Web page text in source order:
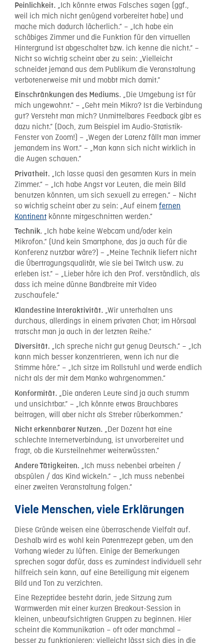
Peinlichkeit. „Ich könnte etwas Falsches sagen (ggf.,
weil ich mich nicht genügend vorbereitet habe) und
mache mich dadurch lächerlich.“ – „Ich habe ein
schäbiges Zimmer und die Funktion für den virtuellen
Hintergrund ist abgeschaltet bzw. ich kenne die nicht.“ –
Nicht so wichtig scheint aber zu sein: „Vielleicht
schneidet jemand aus dem Publikum die Veranstaltung
verbotenerweise mit und mobbt mich damit.“
Einschränkungen des Mediums. „Die Umgebung ist für
mich ungewohnt.“ – „Geht mein Mikro? Ist die Verbindung
gut? Versteht man mich? Unmittelbares Feedback gibt es
dazu nicht.“ (Doch, zum Beispiel im Audio-Statistik-
Fenster von Zoom!) – „Wegen der Latenz fällt man immer
jemandem ins Wort.“ – „Man kann sich nicht wirklich in
die Augen schauen.“
Privatheit. „Ich lasse quasi den gesamten Kurs in mein
Zimmer.“ – „Ich habe Angst vor Leuten, die mein Bild
benutzen könnten, um sich sexuell zu erregen.“ – Nicht
so wichtig scheint aber zu sein: „Auf einem fernen
Kontinent könnte mitgeschnitten werden.“
Technik. „Ich habe keine Webcam und/oder kein
Mikrofon.“ (Und kein Smartphone, das ja auch für die
Konferenz nutzbar wäre?) – „Meine Technik liefert nicht
die Übertragungsqualität, wie sie bei Twitch usw. zu
erleben ist.“ – „Lieber höre ich den Prof. verständlich, als
dass ich meine dünne Bandbreite mit Video
zuschaufele.“
Klandestine Interaktivität. „Wir unterhalten uns
durchaus, allerdings in einem privaten Chat; im Hörsaal
tratscht man ja auch in der letzten Reihe.“
Diversität. „Ich spreche nicht gut genug Deutsch.“ – „Ich
kann mich besser konzentrieren, wenn ich nur die
Stimme höre.“ – „Ich sitze im Rollstuhl und werde endlich
nicht als der mit dem Manko wahrgenommen.“
Konformität. „Die anderen Leute sind ja auch stumm
und unsichtbar.“ – „Ich könnte etwas Brauchbares
beitragen, will aber nicht als Streber rüberkommen.“
Nicht erkennbarer Nutzen. „Der Dozent hat eine
schlechte Internetverbindung, ist unvorbereitet und
fragt, ob die Kursteilnehmer weiterwüssten.“
Andere Tätigkeiten. „Ich muss nebenbei arbeiten /
abspülen / das Kind wickeln.“ – „Ich muss nebenbei
einer zweiten Veranstaltung folgen.“
Viele Menschen, viele Erklärungen
Diese Gründe weisen eine überraschende Vielfalt auf.
Deshalb wird es wohl kein Patentrezept geben, um den
Vorhang wieder zu lüften. Einige der Bemerkungen
sprechen sogar dafür, dass es zumindest individuell sehr
hilfreich sein kann, auf eine Beteiligung mit eigenem
Bild und Ton zu verzichten.
Eine Rezeptidee besteht darin, jede Sitzung zum
Warmwerden mit einer kurzen Breakout-Session in
kleinen, unbeaufsichtigten Gruppen zu beginnen. Hier
scheint die Kommunikation – oft oder manchmal –
besser zu funktionieren; vielleicht lässt sich dies in die